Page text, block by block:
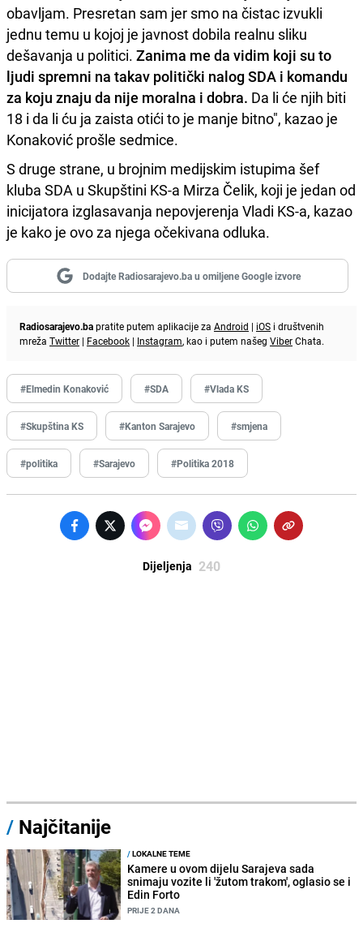
obavljam. Presretan sam jer smo na čistac izvukli
jednu temu u kojoj je javnost dobila realnu sliku
dešavanja u politici. Zanima me da vidim koji su to
ljudi spremni na takav politički nalog SDA i komandu
za koju znaju da nije moralna i dobra. Da li će njih biti
18 i da li ću ja zaista otići to je manje bitno", kazao je
Konaković prošle sedmice.
S druge strane, u brojnim medijskim istupima šef
kluba SDA u Skupštini KS-a Mirza Čelik, koji je jedan od
inicijatora izglasavanja nepovjerenja Vladi KS-a, kazao
je kako je ovo za njega očekivana odluka.
Dodajte Radiosarajevo.ba u omiljene Google izvore
Radiosarajevo.bapratite putem aplikacije za Android | iOS i društvenih
mreža Twitter | Facebook | Instagram, kao i putem našeg ViberChata.
#Elmedin Konaković #SDA #Vlada KS
#Skupština KS #Kanton Sarajevo #smjena
#politika #Sarajevo #Politika 2018
Dijeljenja 240
/ Najčitanije
/LOKALNE TEME
Kamere u ovom dijelu Sarajeva sada
snimaju vozite li 'žutom trakom', oglasio se i
Edin Forto
PRIJE 2 DANA